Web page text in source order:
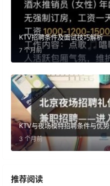
KTV招聘条件及面试技巧解析
7 个月前
KTV与夜场模特招聘条件与优势
3 个月前
推荐阅读